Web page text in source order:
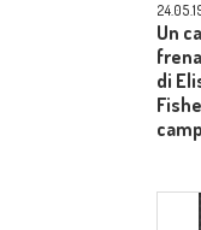
Un
di